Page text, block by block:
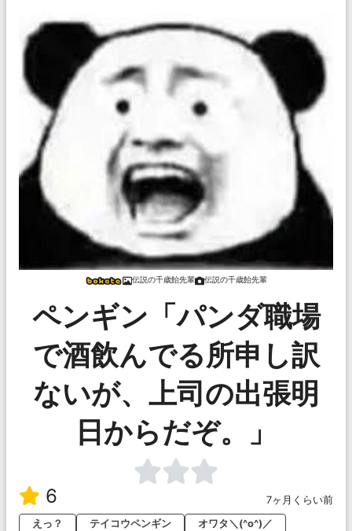
伝説の千歳飴先輩 伝説の千歳飴先輩
ペンギン「パンダ職場
で酒飲んでる所申し訳
ないが、上司の出張明
日からだぞ。」
6
7ヶ月くらい前
えっ？
テイコウペンギン オワタ＼(^o^)／